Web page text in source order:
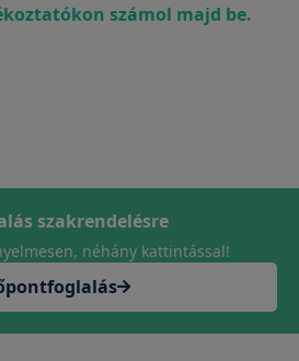
számol majd be.
szakrendelésre
néhány kattintással!